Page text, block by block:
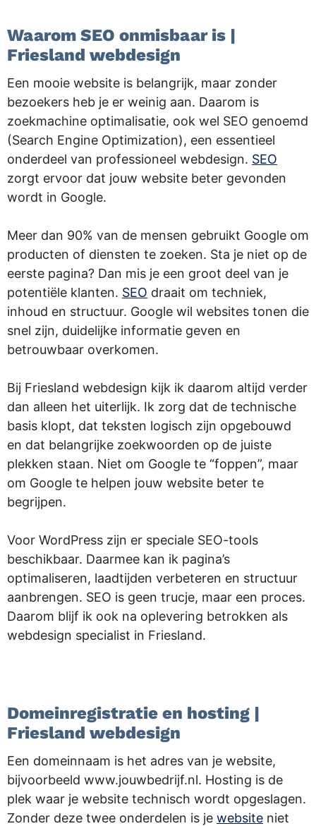
Waarom SEO onmisbaar is |
Friesland webdesign
Een mooie website is belangrijk, maar zonder
bezoekers heb je er weinig aan. Daarom is
zoekmachine optimalisatie, ook wel SEO genoemd
(Search Engine Optimization), een essentieel
onderdeel van professioneel webdesign. SEO
zorgt ervoor dat jouw website beter gevonden
wordt in Google.
Meer dan 90% van de mensen gebruikt Google om
producten of diensten te zoeken. Sta je niet op de
eerste pagina? Dan mis je een groot deel van je
potentiële klanten. SEO draait om techniek,
inhoud en structuur. Google wil websites tonen die
snel zijn, duidelijke informatie geven en
betrouwbaar overkomen.
Bij Friesland webdesign kijk ik daarom altijd verder
dan alleen het uiterlijk. Ik zorg dat de technische
basis klopt, dat teksten logisch zijn opgebouwd
en dat belangrijke zoekwoorden op de juiste
plekken staan. Niet om Google te “foppen”, maar
om Google te helpen jouw website beter te
begrijpen.
Voor WordPress zijn er speciale SEO-tools
beschikbaar. Daarmee kan ik pagina’s
optimaliseren, laadtijden verbeteren en structuur
aanbrengen. SEO is geen trucje, maar een proces.
Daarom blijf ik ook na oplevering betrokken als
webdesign specialist in Friesland.
Domeinregistratie en hosting |
Friesland webdesign
Een domeinnaam is het adres van je website,
bijvoorbeeld www.jouwbedrijf.nl. Hosting is de
plek waar je website technisch wordt opgeslagen.
Zonder deze twee onderdelen is je website niet